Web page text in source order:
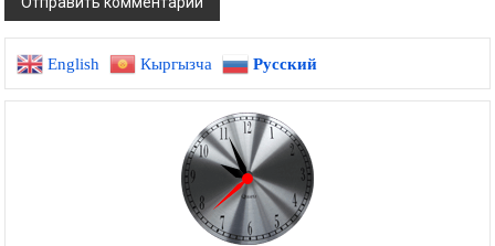
English Кыргызча Русский